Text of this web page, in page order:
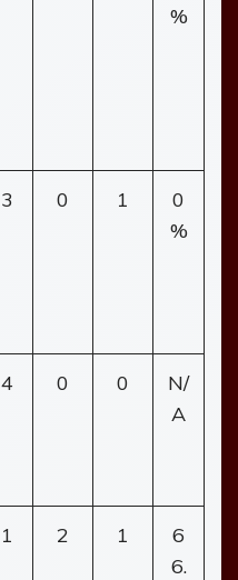
%
3 0 1
0
%
4 0 0
N/
A
1 2 1
6
6.